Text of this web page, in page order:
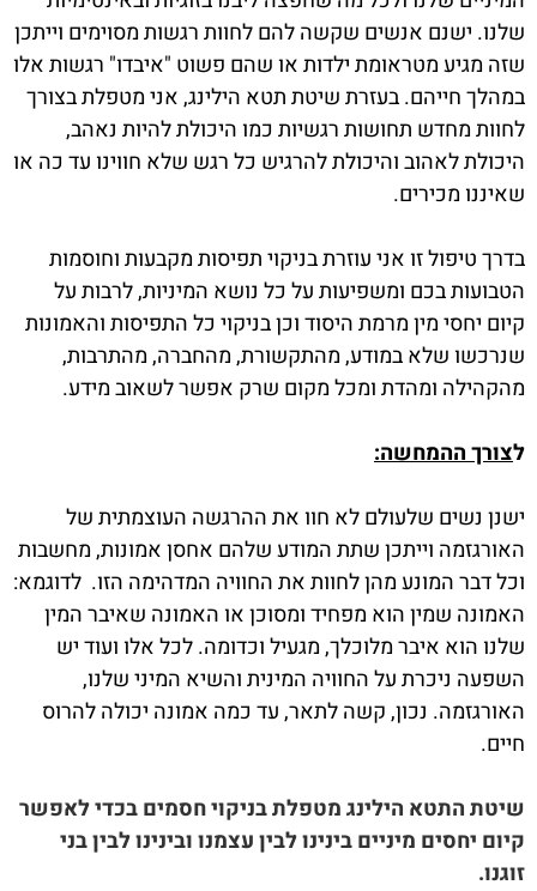
שלנו. ישנם אנשים שקשה להם לחוות רגשות מסוימים וייתכן
שזה מגיע מטראומת ילדות או שהם פשוט "איבדו" רגשות אלו
במהלך חייהם. בעזרת שיטת תטא הילינג, אני מטפלת בצורך
לחוות מחדש תחושות רגשיות כמו היכולת להיות נאהב,
היכולת לאהוב והיכולת להרגיש כל רגש שלא חווינו עד כה או
שאיננו מכירים.
בדרך טיפול זו אני עוזרת בניקוי תפיסות מקבעות וחוסמות
הטבועות בכם ומשפיעות על כל נושא המיניות, לרבות על
קיום יחסי מין מרמת היסוד וכן בניקוי כל התפיסות והאמונות
שנרכשו שלא במודע, מהתקשורת, מהחברה, מהתרבות,
מהקהילה ומהדת ומכל מקום שרק אפשר לשאוב מידע.
לצורך ההמחשה:
ישנן נשים שלעולם לא חוו את ההרגשה העוצמתית של
האורגזמה וייתכן שתת המודע שלהם אחסן אמונות, מחשבות
וכל דבר המונע מהן לחוות את החוויה המדהימה הזו. לדוגמא:
האמונה שמין הוא מפחיד ומסוכן או האמונה שאיבר המין
שלנו הוא איבר מלוכלך, מגעיל וכדומה. לכל אלו ועוד יש
השפעה ניכרת על החוויה המינית והשיא המיני שלנו,
האורגזמה. נכון, קשה לתאר, עד כמה אמונה יכולה להרוס
חיים.
שיטת התטא הילינג מטפלת בניקוי חסמים בכדי לאפשר
קיום יחסים מיניים בינינו לבין עצמנו ובינינו לבין בני
זוגנו.